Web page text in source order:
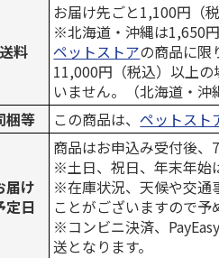
送料
お届け先ごと1,100円（税
※北海道・沖縄は1,650円
ペットストアの商品に限
11,000円（税込）以上
いません。（北海道・沖
梱等
この商品は、ペットスト
届け
定日
商品はお申込み受付後、
※土日、祝日、年末年始
※在庫状況、天候や交通
ことがございますので予
※コンビニ決済、
送となります。